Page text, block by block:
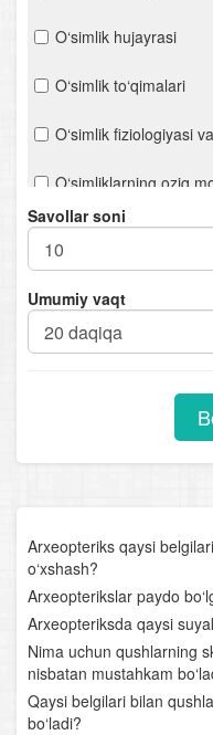
O‘simlik hujayrasi
O‘simlik to‘qimalari
O‘simlik fiziologiyasi
O‘simliklarning oziq
Bakteriyalar
O‘simliklarning
Qishloq xo‘jalik
O‘simlik dunyosining
O‘simliklar
Boshoyoqli
Bo‘g‘imoyoqlilar tipi
Savollar soni
Umumiy vaqt
Arxeopteriks qaysi
o‘xshash?
Arxeopterikslar paydo
Arxeopteriksda qaysi
Nima uchun qushlarning
nisbatan mustahkam
Qaysi belgilari bilan
bo‘ladi?